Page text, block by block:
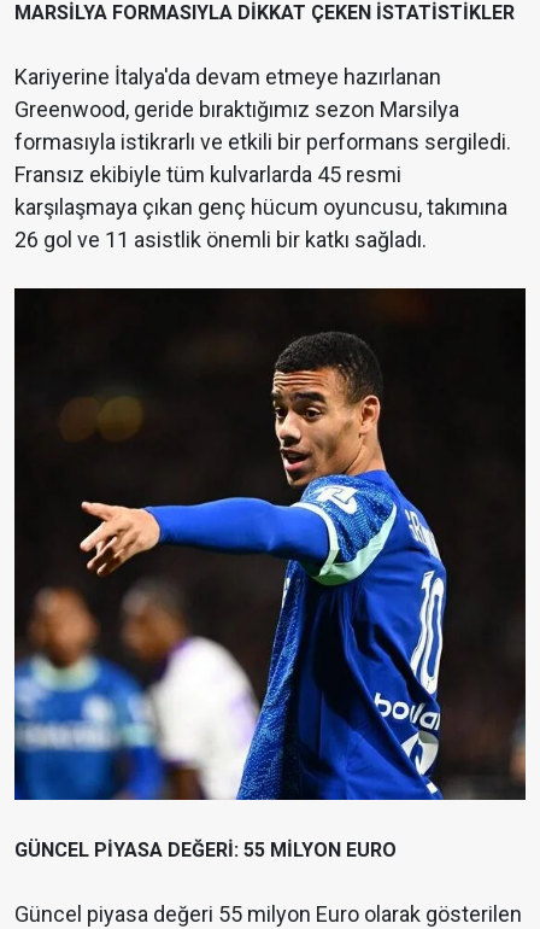
MARSİLYA FORMASIYLA DİKKAT ÇEKEN İSTATİSTİKLER
Kariyerine İtalya'da devam etmeye hazırlanan
Greenwood, geride bıraktığımız sezon Marsilya
formasıyla istikrarlı ve etkili bir performans sergiledi.
Fransız ekibiyle tüm kulvarlarda 45 resmi
karşılaşmaya çıkan genç hücum oyuncusu, takımına
26 gol ve 11 asistlik önemli bir katkı sağladı.
GÜNCEL PİYASA DEĞERİ: 55 MİLYON EURO
Güncel piyasa değeri 55 milyon Euro olarak gösterilen